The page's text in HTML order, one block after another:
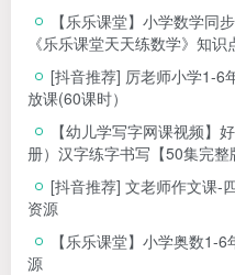
【乐乐课堂】小学数学同
《乐乐课堂天天练数学》知
[抖音推荐] 厉老师小学1-6
放课(60课时）
【幼儿学写字网课视频】
册）汉字练字书写【50集完
[抖音推荐] 文老师作文课-
资源
【乐乐课堂】小学奥数1-
源